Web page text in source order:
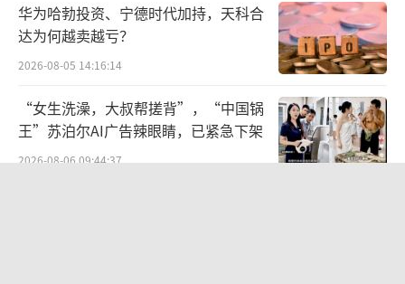
记。
梦洁的董事会也更像是一个高效执行姜天
武商业意志的机构，而非有制衡机制的上市公
司经营决策机构。只是在梦洁最辉煌的时刻，
少有人去深思，这位事无巨细、掌控一切
华为哈勃投资、宁德时代加持，天科合
达为何越卖越亏？
2026-08-05 14:16:14
“女生洗澡，大叔帮搓背”，“中国锅
王”苏泊尔AI广告辣眼睛，已紧急下架
2026-08-06 09:44:37